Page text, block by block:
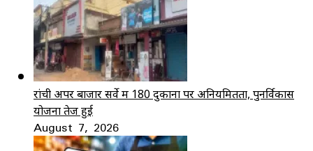
रांची अपर बाजार सर्वे में 180 दुकानों पर अनियमितता, पुनर्विकास
योजना तेज हुई
August 7, 2026